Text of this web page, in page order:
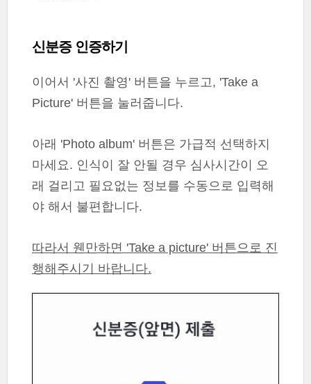
신분증 인증하기
이어서 '사진 촬영' 버튼을 누르고, 'Take a
Picture' 버튼을 눌러줍니다.
아래 'Photo album' 버튼은 가급적 선택하지
마세요. 인식이 잘 안될 경우 심사시간이 오
래 걸리고 필요없는 정보를 수동으로 입력해
야 해서 불편합니다.
따라서 웬만하면 'Take a picture' 버튼으로 진
행해주시기 바랍니다.